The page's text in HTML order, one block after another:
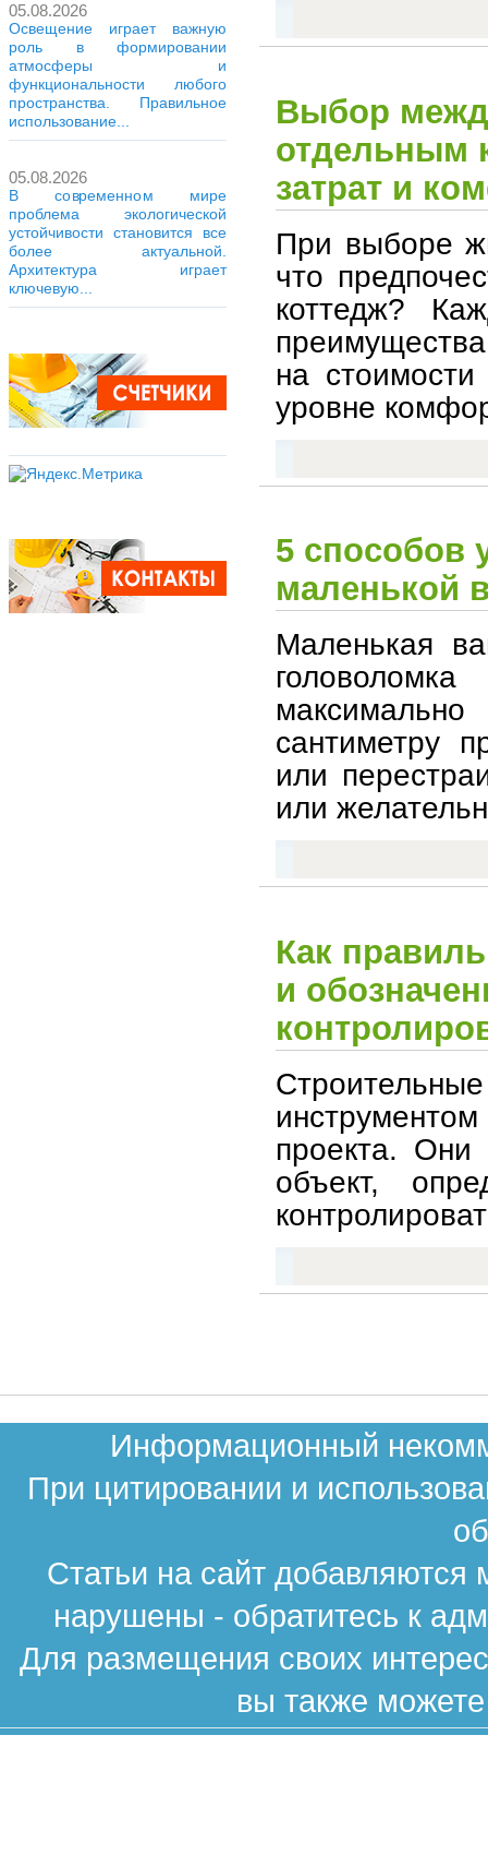
05.08.2026
Освещение играет важную
роль в формировании
атмосферы и
функциональности любого
пространства. Правильное
использование...
05.08.2026
В современном мире
проблема экологической
устойчивости становится все
более актуальной.
Архитектура играет
ключевую...
Выбор
отдельным
затрат и
При выборе
что
коттедж?
на
уровне
5 способов
маленькой
Маленькая
сантиметру
или
или
Как
и
проекта. Они
объект,
Информационный
При цитировании и
Статьи на сайт
нарушены - обратитесь к
Для размещения своих
вы также